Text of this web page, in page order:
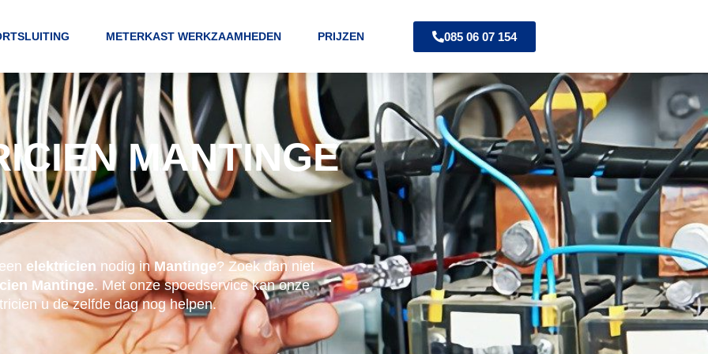
METERKAST WERKZAAMHEDEN PRIJZEN 085 06 07 154
MANTINGE
elektricien nodig inMantinge? Zoek dan niet
Mantinge. Met onze spoedservice kan onze
u de zelfde dag nog helpen.